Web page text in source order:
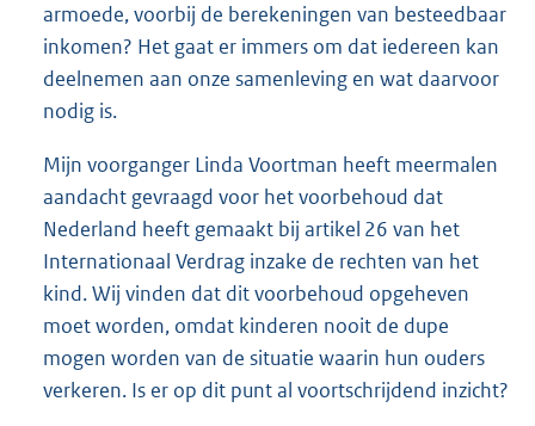
armoede, voorbij de berekeningen van besteedbaar
inkomen? Het gaat er immers om dat iedereen kan
deelnemen aan onze samenleving en wat daarvoor
nodig is.
Mijn voorganger Linda Voortman heeft meermalen
aandacht gevraagd voor het voorbehoud dat
Nederland heeft gemaakt bij artikel 26 van het
Internationaal Verdrag inzake de rechten van het
kind. Wij vinden dat dit voorbehoud opgeheven
moet worden, omdat kinderen nooit de dupe
mogen worden van de situatie waarin hun ouders
verkeren. Is er op dit punt al voortschrijdend inzicht?